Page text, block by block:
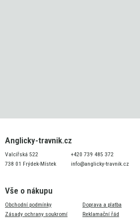
Anglicky-travnik.cz
Valcířská 522
738 01 Frýdek-Místek
+420 739 485 372
info@anglicky-travnik.cz
Vše o nákupu
Obchodní podmínky
Zásady ochrany soukromí
Doprava a platba
Reklamační řád